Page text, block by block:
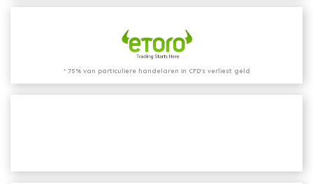
* 75% van particuliere handelaren in CFD's verliest geld